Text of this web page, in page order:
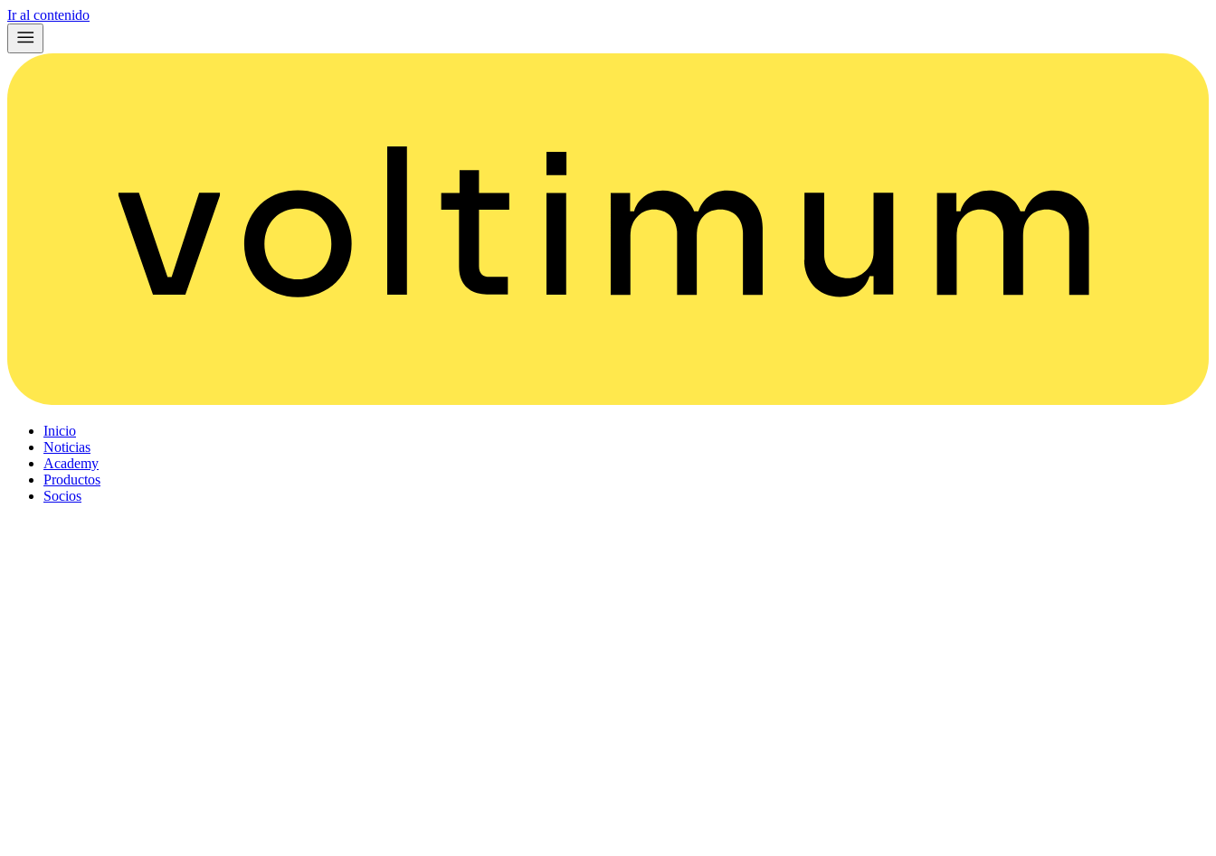
Ir al contenido
Inicio
Noticias
Academy
Productos
Socios